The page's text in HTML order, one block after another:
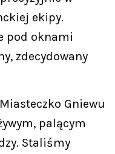
ekipy.
pod oknami
zdecydowany
Gniewu
palącym
Staliśmy